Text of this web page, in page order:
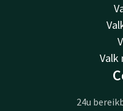
Valk
24u